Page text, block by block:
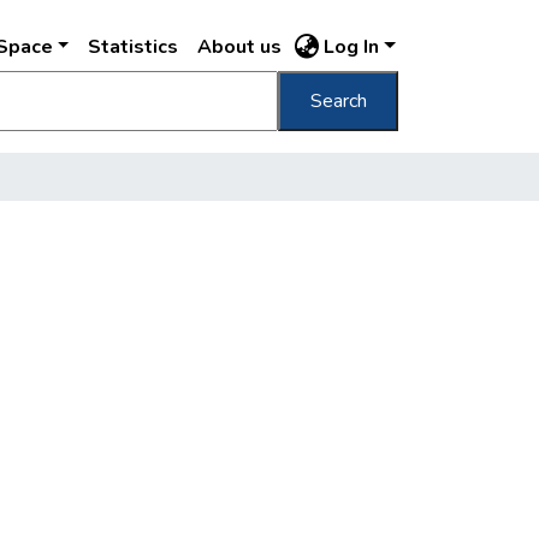
Statistics About us Log In
Search